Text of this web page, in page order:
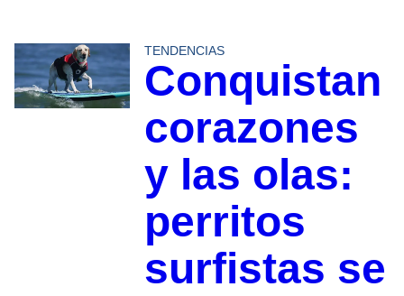
TENDENCIAS
Conquistan
corazones
y las olas:
perritos
surfistas se